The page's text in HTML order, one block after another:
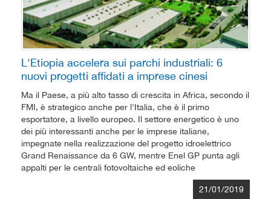
L'Etiopia accelera sui parchi industriali: 6
nuovi progetti affidati a imprese cinesi
Ma il Paese, a più alto tasso di crescita in Africa, secondo il
FMI, è strategico anche per l'Italia, che è il primo
esportatore, a livello europeo. Il settore energetico è uno
dei più interessanti anche per le imprese italiane,
impegnate nella realizzazione del progetto idroelettrico
Grand Renaissance da 6 GW, mentre Enel GP punta agli
appalti per le centrali fotovoltaiche ed eoliche
21/01/2019